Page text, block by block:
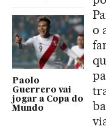
Paolo
Guerrero vai
jogar a Copa do
Mundo
o